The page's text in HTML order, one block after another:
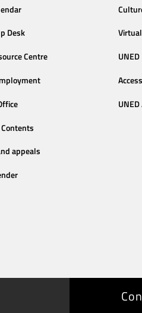
Desk
Centre
appeals